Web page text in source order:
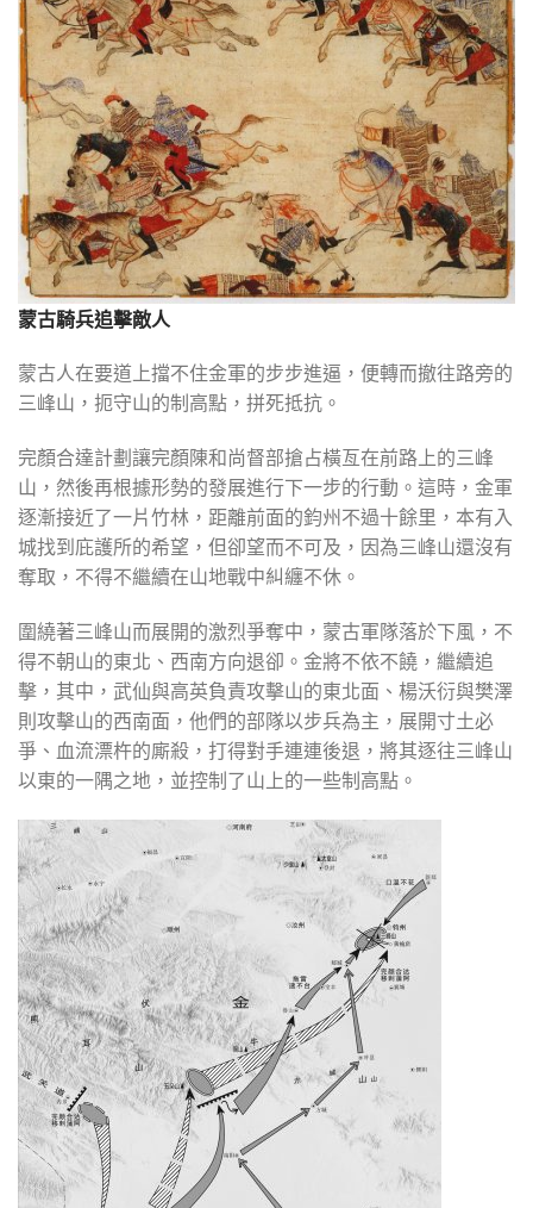
蒙古騎兵追擊敵人
蒙古人在要道上擋不住金軍的步步進逼，便轉而撤往路旁的
三峰山，扼守山的制高點，拼死抵抗。
完顏合達計劃讓完顏陳和尚督部搶占橫亙在前路上的三峰
山，然後再根據形勢的發展進行下一步的行動。這時，金軍
逐漸接近了一片竹林，距離前面的鈞州不過十餘里，本有入
城找到庇護所的希望，但卻望而不可及，因為三峰山還沒有
奪取，不得不繼續在山地戰中糾纏不休。
圍繞著三峰山而展開的激烈爭奪中，蒙古軍隊落於下風，不
得不朝山的東北、西南方向退卻。金將不依不饒，繼續追
擊，其中，武仙與高英負責攻擊山的東北面、楊沃衍與樊澤
則攻擊山的西南面，他們的部隊以步兵為主，展開寸土必
爭、血流漂杵的廝殺，打得對手連連後退，將其逐往三峰山
以東的一隅之地，並控制了山上的一些制高點。